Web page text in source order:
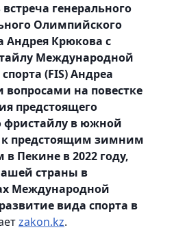
генерального
Олимпийского
Андрея Крюкова с
Международной
(FIS) Андреа
на повестке
предстоящего
фристайлу в южной
к предстоящим зимним
Пекине в 2022 году,
страны в
Международной
вида спорта в
zakon.kz.